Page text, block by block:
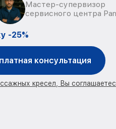
Мастер-супервизор
сервисного центра
-25%
консультация
кресел, Вы